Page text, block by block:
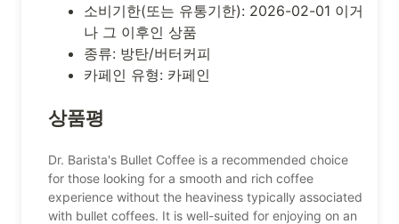
소비기한(또는 유통기한): 2026-02-01 이거
나 그 이후인 상품
종류: 방탄/버터커피
카페인 유형: 카페인
상품평
Dr. Barista's Bullet Coffee is a recommended choice
for those looking for a smooth and rich coffee
experience without the heaviness typically associated
with bullet coffees. It is well-suited for enjoying on an